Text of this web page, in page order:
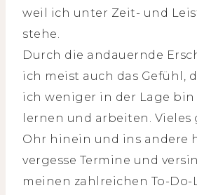
weil ich unter Zeit- und
stehe.
Durch die andauernde
ich meist auch das Gefühl,
ich weniger in der Lage bin
lernen und arbeiten. Vieles
Ohr hinein und ins andere
vergesse Termine und
meinen zahlreichen To-Do-